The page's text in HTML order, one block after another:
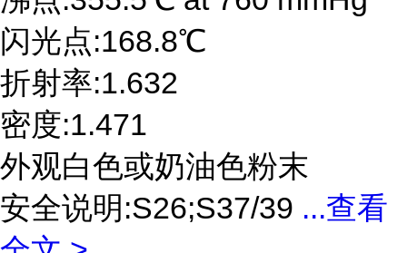
闪光点:168.8℃
折射率:1.632
密度:1.471
外观白色或奶油色粉末
安全说明:S26;S37/39 ...查看